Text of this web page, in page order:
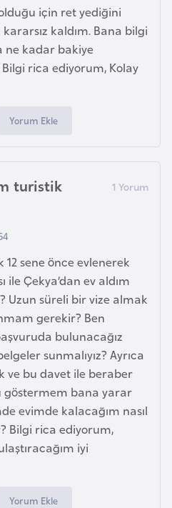
için ret yediğini
kaldım. Bana bilgi
ne kadar bakiye
rica ediyorum, Kolay
Yorum Ekle
turistik
12 sene önce evlenerek
ile Çekya’dan ev aldım
Uzun süreli bir vize almak
gerekir? Ben
bulunacağız
sunmalıyız? Ayrıca
ve bu davet ile beraber
göstermem bana yarar
evimde kalacağım nasıl
Bilgi rica ediyorum,
iyi
Yorum Ekle